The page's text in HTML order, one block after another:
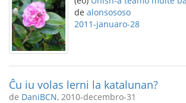
de alonsososo
2011-januaro-28
Ĉu iu volas lerni la katalunan?
de DaniBCN, 2010-decembro-31